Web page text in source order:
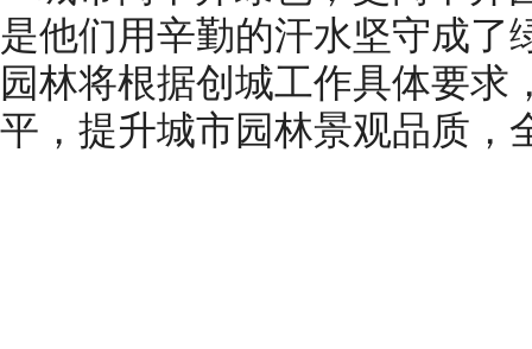
是他们用辛勤的汗水坚守成了
园林将根据创城工作具体要求
平，提升城市园林景观品质，